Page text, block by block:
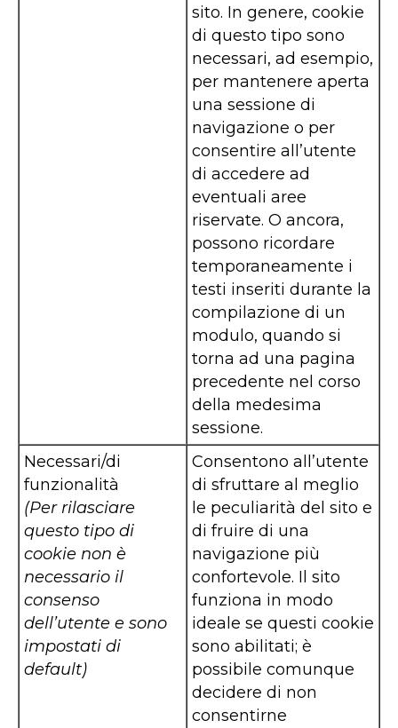
sito. In genere, cookie
di questo tipo sono
necessari, ad esempio,
per mantenere aperta
una sessione di
navigazione o per
consentire all’utente
di accedere ad
eventuali aree
riservate. O ancora,
possono ricordare
temporaneamente i
testi inseriti durante la
compilazione di un
modulo, quando si
torna ad una pagina
precedente nel corso
della medesima
sessione.
Necessari/di
funzionalità
(Per rilasciare
questo tipo di
cookie non è
necessario il
consenso
dell’utente e sono
impostati di
default)
Consentono all’utente
di sfruttare al meglio
le peculiarità del sito e
di fruire di una
navigazione più
confortevole. Il sito
funziona in modo
ideale se questi cookie
sono abilitati; è
possibile comunque
decidere di non
consentirne